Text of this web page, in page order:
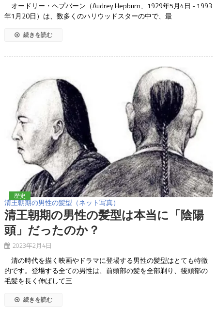
オードリー・ヘプバーン（Audrey Hepburn、1929年5月4日 - 1993
年1月20日）は、数多くのハリウッドスターの中で、最
続きを読む
清王朝期の男性の髪型（ネット写真）
歴史
清王朝期の男性の髪型は本当に「陰陽
頭」だったのか？
2023年2月4日
清の時代を描く映画やドラマに登場する男性の髪型はとても特徴
的です。登場する全ての男性は、前頭部の髪を全部剃り、後頭部の
毛髪を長く伸ばして三
続きを読む